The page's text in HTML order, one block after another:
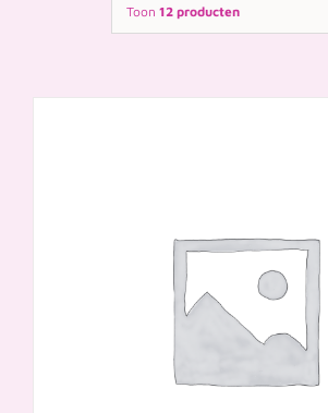
Toon 12 producten